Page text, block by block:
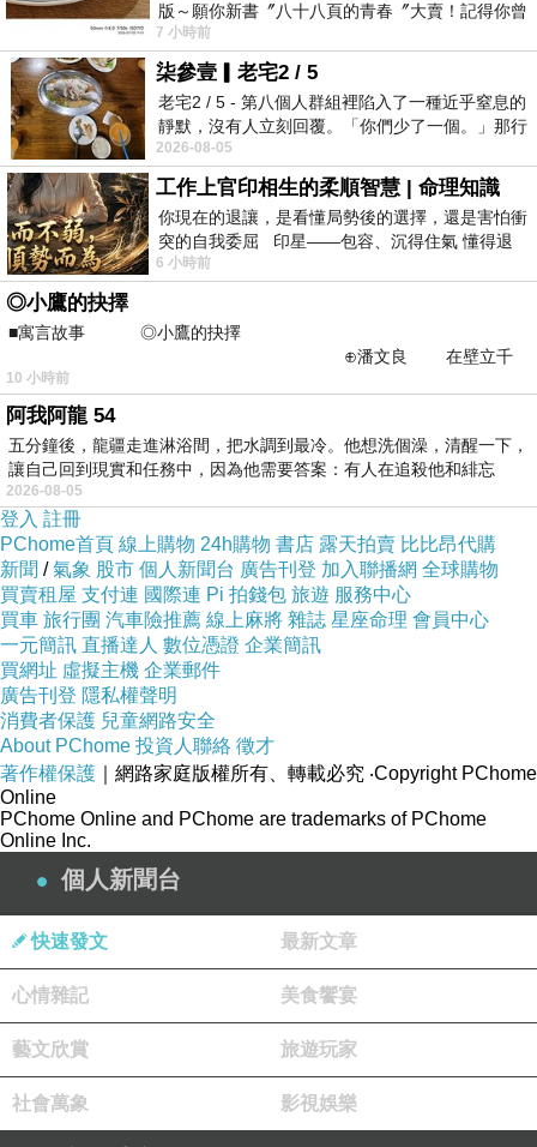
這一張是在嘉義阿里山照的, 拍攝者使用 iphone ,
隔著日環蝕太陽眼鏡拍攝. 感覺上有照出 "魔戒"
的fu 說!
版～願你新書〞八十八頁的青春〞大賣！記得你曾
經在我的版留言…「好讚的圖^^感覺大家
7 小時前
柒參壹▎老宅2 / 5
老宅2 / 5 - 第八個人群組裡陷入了一種近乎窒息的
靜默，沒有人立刻回覆。「你們少了一個。」那行
字像一顆冰冷的鐵釘，硬生生刺進螢
2026-08-05
工作上官印相生的柔順智慧 | 命理知識
你現在的退讓，是看懂局勢後的選擇，還是害怕衝
突的自我委屈 印星——包容、沉得住氣 懂得退
一步觀察，不會
6 小時前
◎小鷹的抉擇
■寓言故事 ◎小鷹的抉擇
⊕潘文良 在壁立千
仞的懸崖上，有一座遮天蔽
10 小時前
阿我阿龍 54
五分鐘後，龍疆走進淋浴間，把水調到最冷。他想洗個澡，清醒一下，
讓自己回到現實和任務中，因為他需要答案：有人在追殺他和緋忘
2026-08-05
登入 註冊
PChome首頁 線上購物 24h購物 書店 露天拍賣 比比昂代購
新聞 /氣象 股市 個人新聞台 廣告刊登 加入聯播網 全球購物
買賣租屋 支付連 國際連 Pi 拍錢包 旅遊 服務中心
買車 旅行團 汽車險推薦 線上麻將 雜誌 星座命理 會員中心
一元簡訊 直播達人 數位憑證 企業簡訊
買網址 虛擬主機 企業郵件
廣告刊登 隱私權聲明
消費者保護 兒童網路安全
About PChome 投資人聯絡 徵才
著作權保護 ｜網路家庭版權所有、轉載必究 ‧Copyright PChome
Online
PChome Online and PChome are trademarks of PChome
Online Inc.
個人新聞台
快速發文 最新文章
心情雜記 美食饗宴
藝文欣賞 旅遊玩家
社會萬象 影視娛樂